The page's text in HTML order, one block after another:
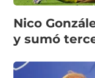
Nico
y sumó